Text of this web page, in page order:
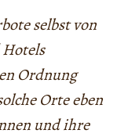
selbst von
Ordnung
Orte eben
und ihre